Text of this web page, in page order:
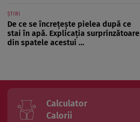
ȘTIRI
De ce se încrețește pielea după ce
stai în apă. Explicația surprinzătoare
din spatele acestui ...
Calculator
Calorii